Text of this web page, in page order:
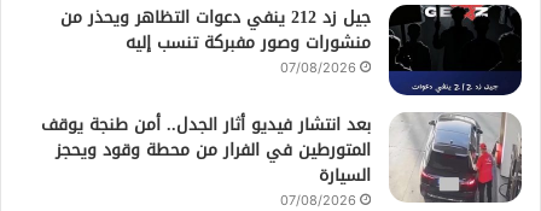
جيل زد 212 ينفي دعوات التظاهر ويحذر من
منشورات وصور مفبركة تنسب إليه
07/08/2026
بعد انتشار فيديو أثار الجدل.. أمن طنجة يوقف
المتورطين في الفرار من محطة وقود ويحجز
السيارة
07/08/2026